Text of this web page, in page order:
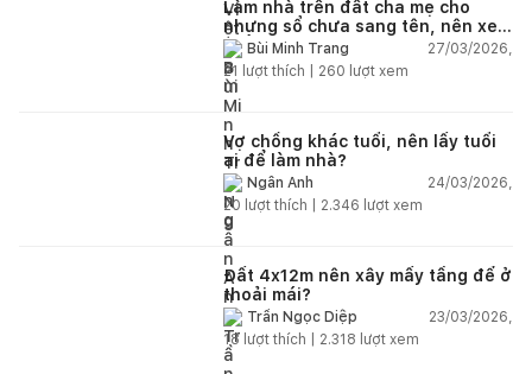
Làm nhà trên đất cha mẹ cho
nhưng sổ chưa sang tên, nên xem
tuổi ai?
Bùi Minh Trang
27/03/2026,
21
lượt thích | 260 lượt xem
Vợ chồng khác tuổi, nên lấy tuổi
ai để làm nhà?
Ngân Anh
24/03/2026,
20 lượt thích | 2.346 lượt xem
Đất 4x12m nên xây mấy tầng để ở
thoải mái?
Trần Ngọc Diệp
23/03/2026,
18 lượt thích | 2.318 lượt xem